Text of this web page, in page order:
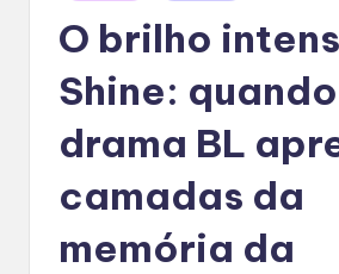
O brilho
Shine:
drama BL
camadas da
memória da